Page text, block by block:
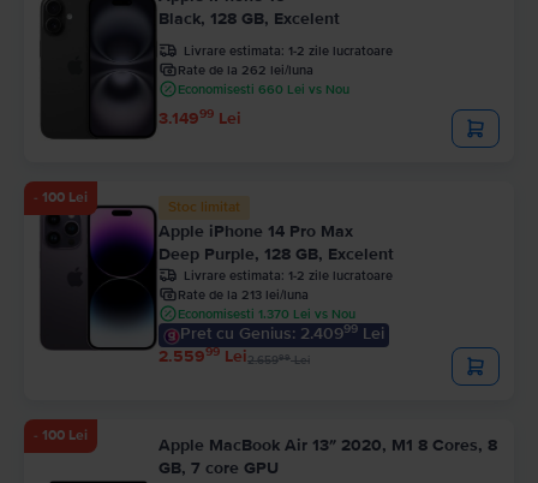
Black, 128 GB, Excelent
Livrare estimata: 1-2 zile lucratoare
Rate de la 262 lei/luna
Economisesti 660 Lei vs Nou
3.14999 Lei
- 100 Lei
Stoc limitat
Apple iPhone 14 Pro Max
Deep Purple, 128 GB, Excelent
Livrare estimata: 1-2 zile lucratoare
Rate de la 213 lei/luna
Economisesti 1.370 Lei vs Nou
Pret cu Genius: 2.40999 Lei
2.55999 Lei2.65999Lei
- 100 Lei
Apple MacBook Air 13″ 2020, M1 8 Cores, 8
GB, 7 core GPU